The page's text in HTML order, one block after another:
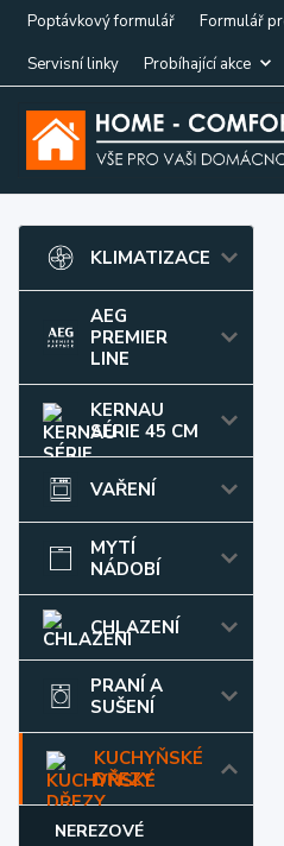
Poptávkový formulář Formulář
Servisní linky
Probíhající akce
KLIMATIZACE
AEG
PREMIER
LINE
KERNAU
SÉRIE 45 CM
VAŘENÍ
MYTÍ
NÁDOBÍ
CHLAZENÍ
PRANÍ A
SUŠENÍ
KUCHYŇSKÉ
DŘEZY
NEREZOVÉ